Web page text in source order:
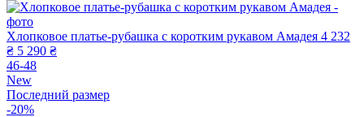
Хлопковое платье-рубашка с коротким рукавом Амадея 4 232
₴ 5 290 ₴
46-48
New
Последний размер
-20%